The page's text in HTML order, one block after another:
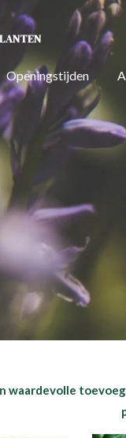
Openingstijden
waardevolle